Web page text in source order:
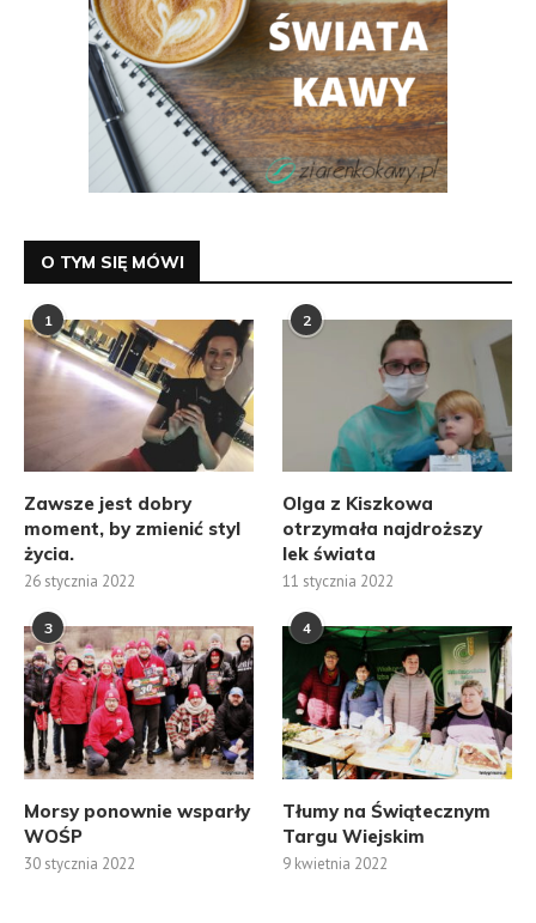
O TYM SIĘ MÓWI
1
Zawsze jest dobry
moment, by zmienić styl
życia.
26 stycznia 2022
2
Olga z Kiszkowa
otrzymała najdroższy
lek świata
11 stycznia 2022
3
Morsy ponownie wsparły
WOŚP
30 stycznia 2022
4
Tłumy na Świątecznym
Targu Wiejskim
9 kwietnia 2022